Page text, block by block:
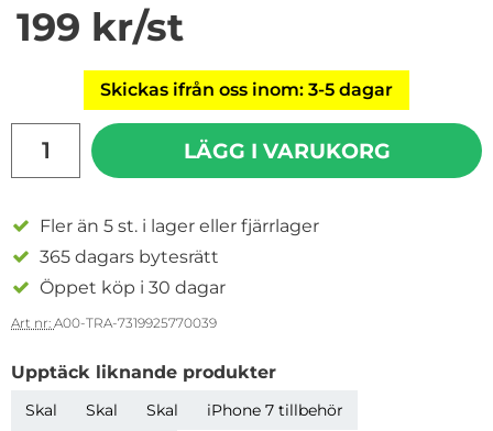
pris
199 kr/st
Skickas ifrån oss inom: 3-5 dagar
LÄGG I VARUKORG
Fler än 5 st. i lager eller fjärrlager
365 dagars bytesrätt
Öppet köp i 30 dagar
Art nr: A00-TRA-7319925770039
Upptäck liknande produkter
Skal Skal Skal
iPhone 7 tillbehör